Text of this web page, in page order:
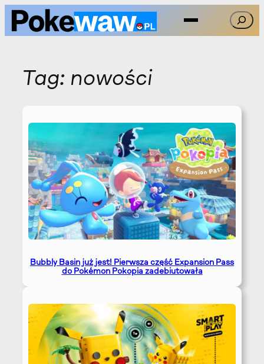
Przejdź
Szukaj
Tag: nowości
Bubbly Basin już jest! Pierwsza część Expansion Pass
do Pokémon Pokopia zadebiutowała